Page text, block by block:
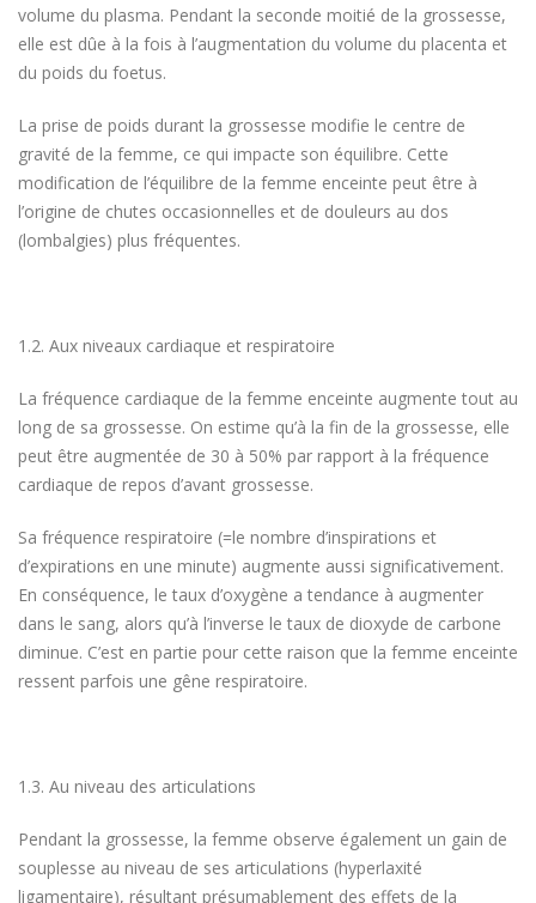
volume du plasma. Pendant la seconde moitié de la grossesse,
elle est dûe à la fois à l’augmentation du volume du placenta et
du poids du foetus.
La prise de poids durant la grossesse modifie le centre de
gravité de la femme, ce qui impacte son équilibre. Cette
modification de l’équilibre de la femme enceinte peut être à
l’origine de chutes occasionnelles et de douleurs au dos
(lombalgies) plus fréquentes.
1.2. Aux niveaux cardiaque et respiratoire
La fréquence cardiaque de la femme enceinte augmente tout au
long de sa grossesse. On estime qu’à la fin de la grossesse, elle
peut être augmentée de 30 à 50% par rapport à la fréquence
cardiaque de repos d’avant grossesse.
Sa fréquence respiratoire (=le nombre d’inspirations et
d’expirations en une minute) augmente aussi significativement.
En conséquence, le taux d’oxygène a tendance à augmenter
dans le sang, alors qu’à l’inverse le taux de dioxyde de carbone
diminue. C’est en partie pour cette raison que la femme enceinte
ressent parfois une gêne respiratoire.
1.3. Au niveau des articulations
Pendant la grossesse, la femme observe également un gain de
souplesse au niveau de ses articulations (hyperlaxité
ligamentaire), résultant présumablement des effets de la